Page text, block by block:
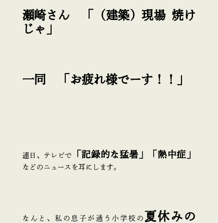
瀬崎さん 「（建築）現場 焼け
じゃ」
一同 「お疲れ様でーす！！」
連日、テレビで 「記録的な猛暑」「熱中症」
などのニュースを耳にします。
なんと、私の息子が通う小学校の 夏休みの